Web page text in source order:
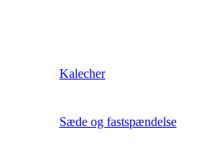
Kalecher
Sæde og fastspændelse